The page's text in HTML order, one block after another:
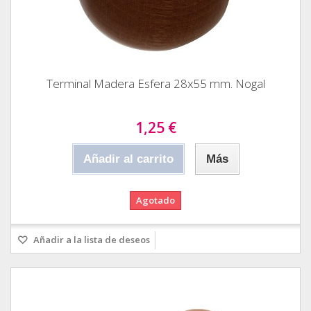
Terminal Madera Esfera 28x55 mm. Nogal
1,25 €
Añadir al carrito Más
Agotado
Añadir a la lista de deseos